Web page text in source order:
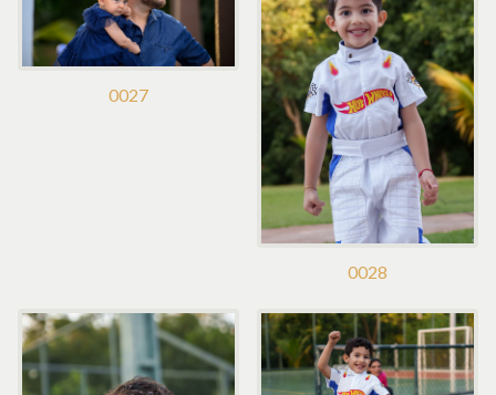
0027
0028